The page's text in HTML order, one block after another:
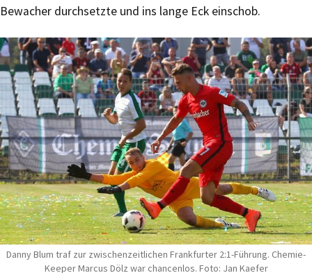
Bewacher durchsetzte und ins lange Eck einschob.
Danny Blum traf zur zwischenzeitlichen Frankfurter 2:1-Führung. Chemie-
Keeper Marcus Dölz war chancenlos. Foto: Jan Kaefer